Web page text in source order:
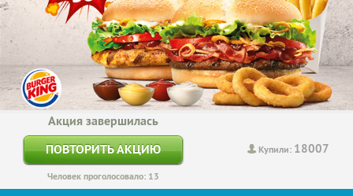
Купили: 18007
Акция завершилась
ПОВТОРИТЬ АКЦИЮ
Человек проголосовало: 13